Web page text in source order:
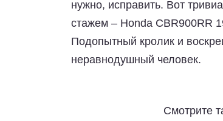
нужно, исправить. Вот
стажем – Honda CBR900RR
Подопытный кролик и
неравнодушный человек.
Смотрите